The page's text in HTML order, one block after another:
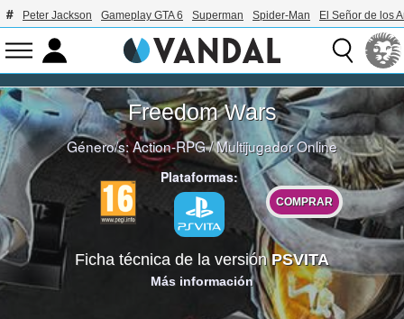
Peter Jackson Gameplay GTA 6 Superman Spider-Man El Señor de los
Freedom Wars
Género/s:Action-RPG/Multijugador Online
Plataformas:
COMPRAR
Ficha técnica de la versiónPSVITA
Más información